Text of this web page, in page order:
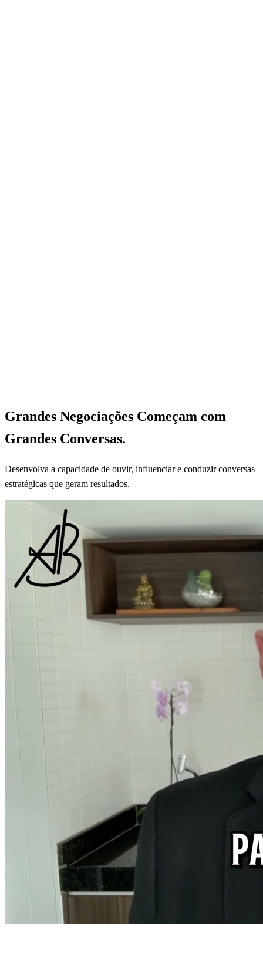
Grandes Negociações Começam com
Grandes Conversas.
Desenvolva a capacidade de ouvir, influenciar e conduzir conversas
estratégicas que geram resultados.